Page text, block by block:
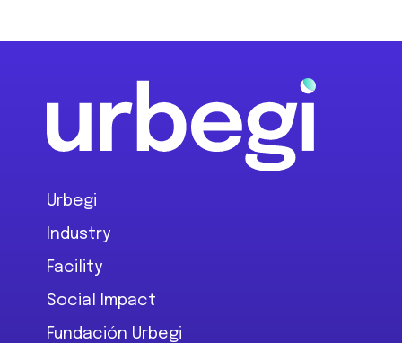
Footer
Urbegi
Industry
Facility
Social Impact
Fundación Urbegi